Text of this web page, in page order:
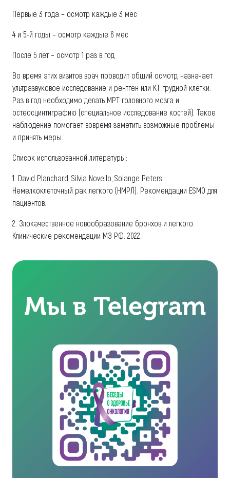
Первые 3 года – осмотр каждые 3 мес
4 и 5-й годы – осмотр каждые 6 мес
После 5 лет – осмотр 1 раз в год
Во время этих визитов врач проводит общий осмотр, назначает
ультразвуковое исследование и рентген или КТ грудной клетки.
Раз в год необходимо делать МРТ головного мозга и
остеосцинтиграфию (специальное исследование костей). Такое
наблюдение помогает вовремя заметить возможные проблемы
и принять меры.
Список использованной литературы:
1. David Planchard; Silvia Novello; Solange Peters.
Немелкоклеточный рак легкого (НМРЛ). Рекомендации ESMO для
пациентов.
2. Злокачественное новообразование бронхов и легкого.
Клинические рекомендации МЗ РФ. 2022.